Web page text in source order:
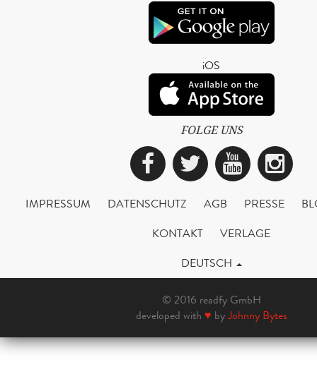
iOS
FOLGE UNS
Facebook
Twitter
IMPRESSUM DATENSCHUTZ AGB PRESSE
KONTAKT
VERLAGE
DEUTSCH
© 2016 readfy GmbH
developed with ♥ byJohnny Bytes